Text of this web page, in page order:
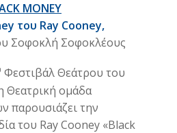
MONEY
του Ray Cooney,
Σοφοκλή Σοφοκλέους
Φεστιβάλ Θεάτρου του
ομάδα
παρουσιάζει την
του Ray Cooney «Black